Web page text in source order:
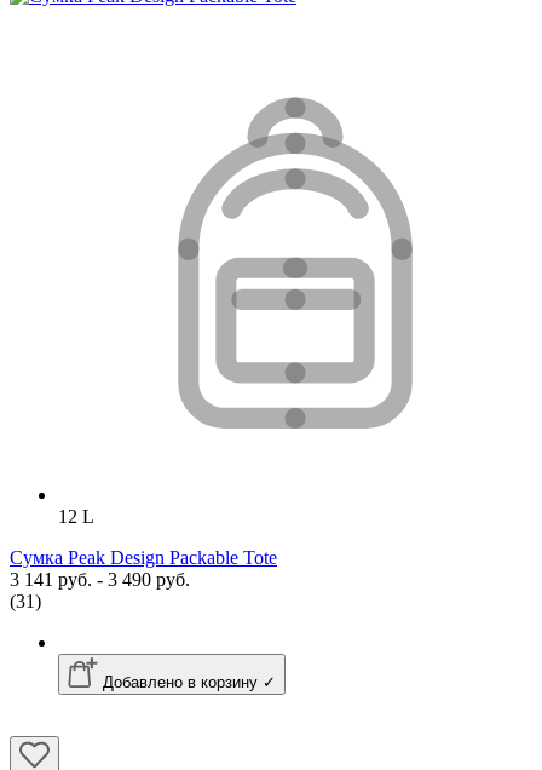
12 L
Сумка Peak Design Packable Tote
3 141 руб. - 3 490 руб.
(31)
Добавлено в корзину ✓